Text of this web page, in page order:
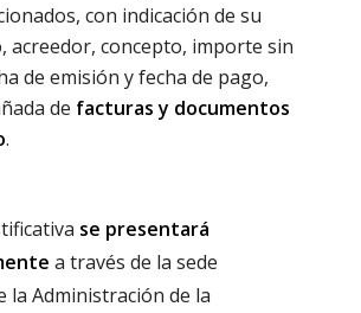
con indicación de su
acreedor, concepto, importe sin
de emisión y fecha de pago,
de facturas y documentos
.
se presentará
a través de la sede
la Administración de la